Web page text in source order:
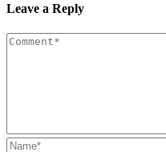
Leave a Reply